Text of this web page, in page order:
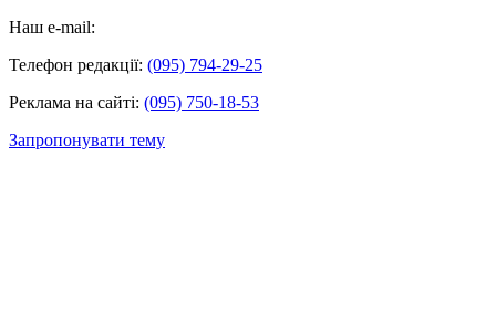
Наш e-mail:
Телефон редакції: (095) 794-29-25
Реклама на сайті: (095) 750-18-53
Запропонувати тему